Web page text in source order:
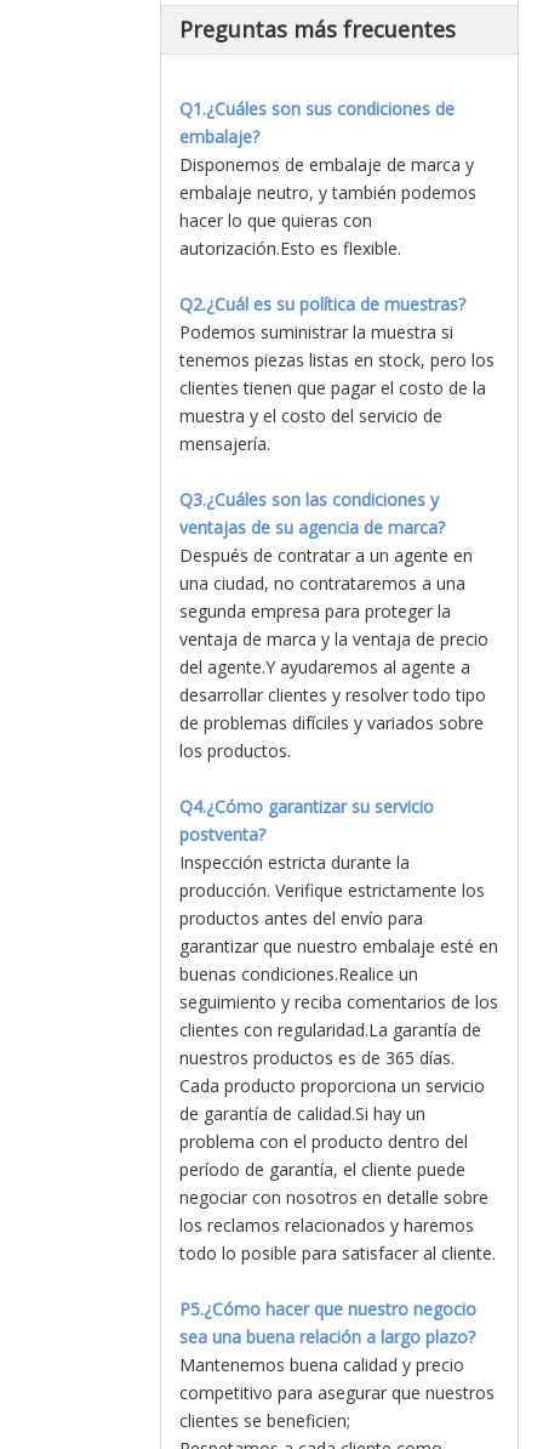
Preguntas más frecuentes
Q1.¿Cuáles son sus condiciones de
embalaje?
Disponemos de embalaje de marca y
embalaje neutro, y también podemos
hacer lo que quieras con
autorización.Esto es flexible.
Q2.¿Cuál es su política de muestras?
Podemos suministrar la muestra si
tenemos piezas listas en stock, pero los
clientes tienen que pagar el costo de la
muestra y el costo del servicio de
mensajería.
Q3.¿Cuáles son las condiciones y
ventajas de su agencia de marca?
Después de contratar a un agente en
una ciudad, no contrataremos a una
segunda empresa para proteger la
ventaja de marca y la ventaja de precio
del agente.Y ayudaremos al agente a
desarrollar clientes y resolver todo tipo
de problemas difíciles y variados sobre
los productos.
Q4.¿Cómo garantizar su servicio
postventa?
Inspección estricta durante la
producción. Verifique estrictamente los
productos antes del envío para
garantizar que nuestro embalaje esté en
buenas condiciones.Realice un
seguimiento y reciba comentarios de los
clientes con regularidad.La garantía de
nuestros productos es de 365 días.
Cada producto proporciona un servicio
de garantía de calidad.Si hay un
problema con el producto dentro del
período de garantía, el cliente puede
negociar con nosotros en detalle sobre
los reclamos relacionados y haremos
todo lo posible para satisfacer al cliente.
P5.¿Cómo hacer que nuestro negocio
sea una buena relación a largo plazo?
Mantenemos buena calidad y precio
competitivo para asegurar que nuestros
clientes se beneficien;